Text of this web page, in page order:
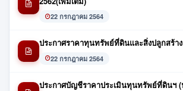
22 กรกฎาคม 2564
ประกาศราคาทุนทรัพย์ที่ดินและสิ่งปลูกสร้า
22 กรกฎาคม 2564
ประกาศบัญชีราคาประเมินทุนทรัพย์ที่ดินฯ (